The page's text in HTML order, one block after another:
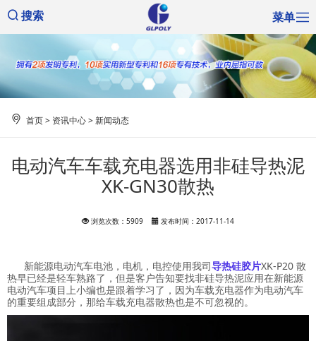
搜索 菜单
首页> 资讯中心>新闻动态
电动汽车车载充电器选用非硅导热泥
XK-GN30散热
浏览次数：5909 发布时间：2017-11-14
新能源电动汽车电池，电机，电控使用我司导热硅胶片XK-P20 散
热早已经是轻车熟路了，但是客户告知要找非硅导热泥应用在新能源
电动汽车项目上小编也是跟着学习了，因为车载充电器作为电动汽车
的重要组成部分，那给车载充电器散热也是不可忽视的。